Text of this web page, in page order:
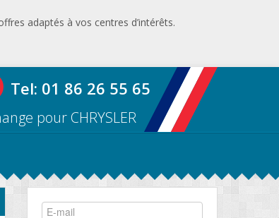
adaptés à vos centres d’intérêts.
Tel: 01 86 26 55 65
pour CHRYSLER